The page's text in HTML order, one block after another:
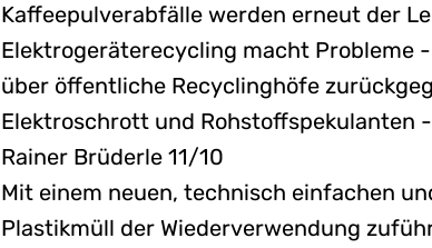
Kaffeepulverabfälle werden erneut der
Elektrogeräterecycling macht Probleme
über öffentliche Recyclinghöfe
Elektroschrott und Rohstoffspekulanten
Rainer Brüderle 11/10
Mit einem neuen, technisch einfachen
Plastikmüll der Wiederverwendung